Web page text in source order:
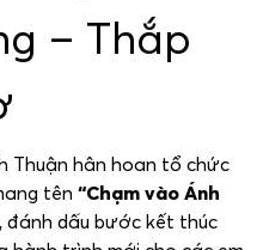
– Thắp
Thuận hân hoan tổ chức
tên “Chạm vào Ánh
, đánh dấu bước kết thúc